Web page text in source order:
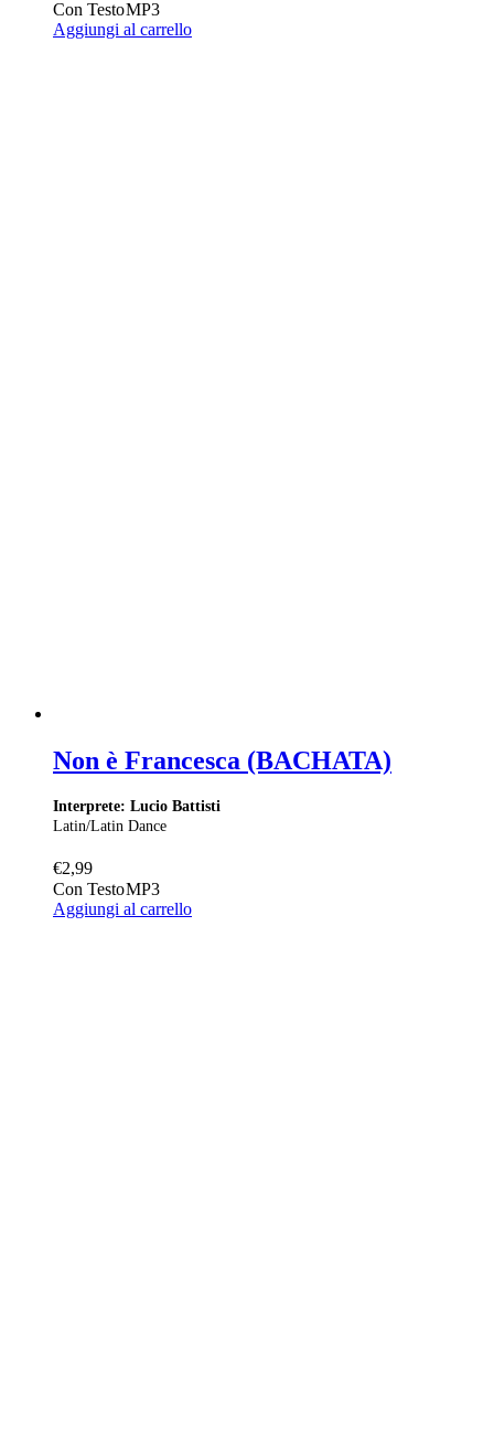
Con TestoMP3
Aggiungi al carrello
Non è Francesca (BACHATA)
Interprete: Lucio Battisti
Latin/Latin Dance
€2,99
Con TestoMP3
Aggiungi al carrello